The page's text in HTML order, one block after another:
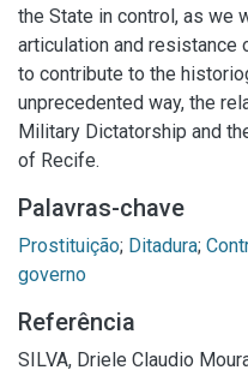
the State in control, as we
articulation and
to contribute to the
unprecedented way, the
Military Dictatorship and
of Recife.
Palavras-chave
Prostituição; Ditadura;
governo
Referência
SILVA, Driele Claudio